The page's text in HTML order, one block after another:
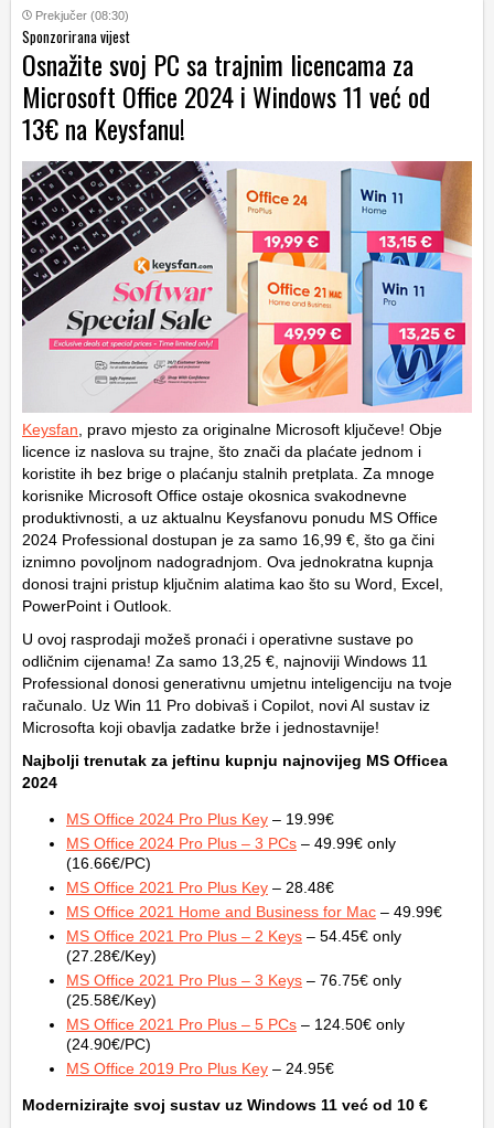
Prekjučer (08:30)
Sponzorirana vijest
Osnažite svoj PC sa trajnim licencama za
Microsoft Office 2024 i Windows 11 već od
13€ na Keysfanu!
Keysfan , pravo mjesto za originalne Microsoft ključeve! Obje
licence iz naslova su trajne, što znači da plaćate jednom i
koristite ih bez brige o plaćanju stalnih pretplata. Za mnoge
korisnike Microsoft Office ostaje okosnica svakodnevne
produktivnosti, a uz aktualnu Keysfanovu ponudu MS Office
2024 Professional dostupan je za samo 16,99 €, što ga čini
iznimno povoljnom nadogradnjom. Ova jednokratna kupnja
donosi trajni pristup ključnim alatima kao što su Word, Excel,
PowerPoint i Outlook.
U ovoj rasprodaji možeš pronaći i operativne sustave po
odličnim cijenama! Za samo 13,25 €, najnoviji Windows 11
Professional donosi generativnu umjetnu inteligenciju na tvoje
računalo. Uz Win 11 Pro dobivaš i Copilot, novi AI sustav iz
Microsofta koji obavlja zadatke brže i jednostavnije!
Najbolji trenutak za jeftinu kupnju najnovijeg MS Officea
2024
MS Office 2024 Pro Plus Key – 19.99€
MS Office 2024 Pro Plus – 3 PCs – 49.99€ only
(16.66€/PC)
MS Office 2021 Pro Plus Key – 28.48€
MS Office 2021 Home and Business for Mac – 49.99€
MS Office 2021 Pro Plus – 2 Keys – 54.45€ only
(27.28€/Key)
MS Office 2021 Pro Plus – 3 Keys – 76.75€ only
(25.58€/Key)
MS Office 2021 Pro Plus – 5 PCs – 124.50€ only
(24.90€/PC)
MS Office 2019 Pro Plus Key – 24.95€
Modernizirajte svoj sustav uz Windows 11 već od 10 €